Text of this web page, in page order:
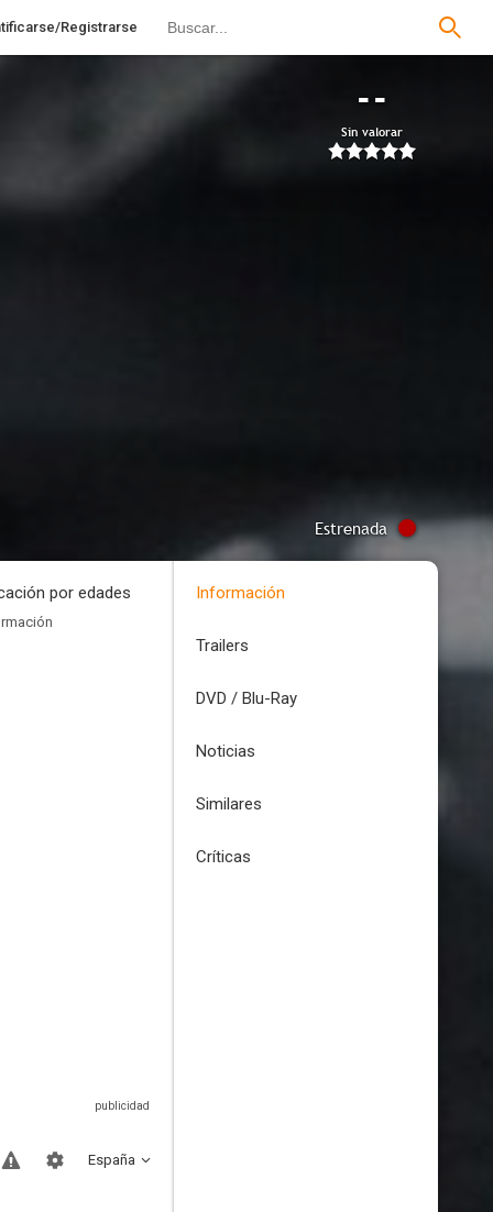
Registrarse
--
Sin valorar
Estrenada
por edades
España
Información
Trailers
DVD / Blu-Ray
Noticias
Similares
Críticas